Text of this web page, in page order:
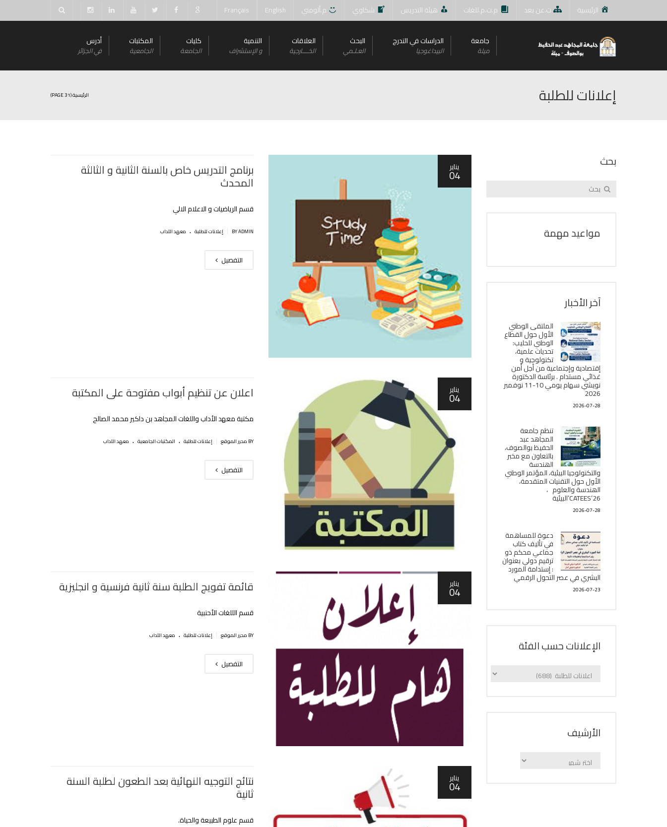
الرئيسية ت.عن بعد م.ت.م.للغات هيئة التدريس شكاوي م.ألومني English
Français
جامعة
ميلة
الدراسات في التدرج
البيداغوجيا
البحث
العـلـمي
العلاقات
الخــــارجية
التنمية
و اﻹستشراف
كليات
الجامعة
المكتبات
الجامعية
أدرس
في الجزائر
إعلانات للطلبة الرئيسية(PAGE 31)
يناير
04 برنامج التدريس خاص بالسنة الثانية و الثالثة
المحدث
قسم الرياضيات و الاعلام الالي
BY ADMIN إعلانات للطلبة . معهد الآداب
التفصيل
يناير
04 اعلان عن تنظيم أبواب مفتوحة على المكتبة
مكتبة معهد الأداب واللغات المجاهد بن داكير محمد الصالح
BY محرر الموقع إعلانات للطلبة . المكتبات الجامعية . معهد الآداب
التفصيل
يناير
04 قائمة تفويج الطلبة سنة ثانية فرنسية و انجليزية
قسم الللغات الأحنبية
BY محرر الموقع إعلانات للطلبة . معهد الآداب
التفصيل
يناير
04 نتائج التوجيه النهائية بعد الطعون لطلبة السنة
ثانية
قسم علوم الطبيعة والحياة.
بحث
مواعيد مهمة
آخر الأخبار
الملتقى الوطني
الأول حول القطاع
الوطني للحليب:
تحديات علمية،
تكنولوجية و
إقتصادية وإجتماعية من أجل أمن
غذائي مستدام . برئاسة الدكتورة
نويشي سهام يومي 10-11 نوفمبر
2026
2026-07-28
تنظم جامعة
المجاهد عبد
الحفيظ بوالصوف،
بالتعاون مع مخبر
الھندسة
والتكنولوجيا البیئیة، المؤتمر الوطني
الأول حول التقنيات المتقدمة،
الھندسة والعلوم ،
CATEES’26’البیئية
2026-07-28
دعوة للمساهمة
في تأليف كتاب
جماعي محكم ذو
ترقيم دولي بعنوان
: إستدامة المورد
البشري في عصر التحول الرقمي
2026-07-23
الإعلانات حسب الفئة
الإعلانات
اﻷرشيف
اﻷرشيف